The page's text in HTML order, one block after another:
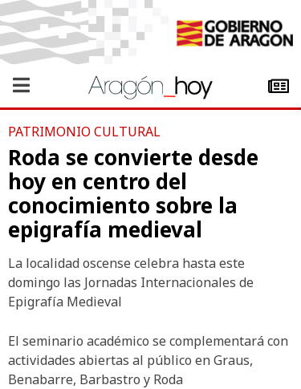
PATRIMONIO CULTURAL
Roda se convierte desde
hoy en centro del
conocimiento sobre la
epigrafía medieval
La localidad oscense celebra hasta este
domingo las Jornadas Internacionales de
Epigrafía Medieval
El seminario académico se complementará con
actividades abiertas al público en Graus,
Benabarre, Barbastro y Roda